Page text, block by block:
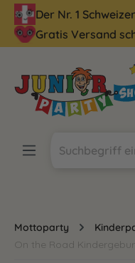
springen
Der Nr. 1
Gratis Versand
Mottoparty
On the Road